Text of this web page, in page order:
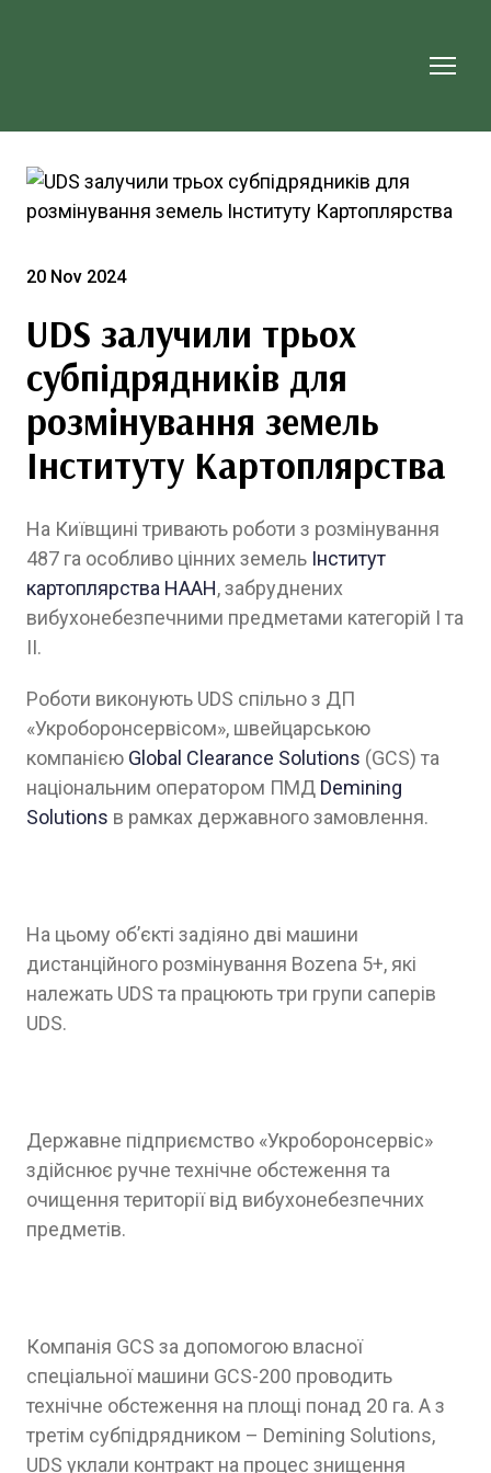
20 Nov 2024
UDS залучили трьох
субпідрядників для
розмінування земель
Інституту Картоплярства
На Київщині тривають роботи з розмінування
487 га особливо цінних земель Інститут
картоплярства НААН, забруднених
вибухонебезпечними предметами категорій I та
II.
Роботи виконують UDS спільно з ДП
«Укроборонсервісом», швейцарською
компанією Global Clearance Solutions (GCS) та
національним оператором ПМД Demining
Solutions в рамках державного замовлення.
На цьому обʼєкті задіяно дві машини
дистанційного розмінування Bozena 5+, які
належать UDS та працюють три групи саперів
UDS.
Державне підприємство «Укроборонсервіс»
здійснює ручне технічне обстеження та
очищення території від вибухонебезпечних
предметів.
Компанія GCS за допомогою власної
спеціальної машини GCS-200 проводить
технічне обстеження на площі понад 20 га. А з
третім субпідрядником – Demining Solutions,
UDS уклали контракт на процес знищення